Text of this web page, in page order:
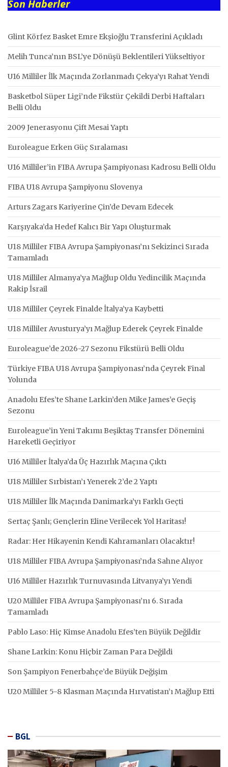
Son Haberler
Glint Körfez Basket Emre Ekşioğlu Transferini Açıkladı
Melih Tunca’nın BSL’ye Dönüşü Beklentileri Yükseltiyor
U16 Milliler İlk Maçında Zorlanmadı Çekya’yı Rahat Yendi
Basketbol Süper Ligi’nde Fikstür Çekildi Derbi Haftaları
Belli Oldu
2009 Jenerasyonu Çift Mesai Yaptı
Euroleague Erken Güç Sıralaması
U16 Milliler’in FIBA Avrupa Şampiyonası Kadrosu Belli Oldu
FIBA U18 Avrupa Şampiyonu Slovenya
Arturs Zagars Kariyerine Çin’de Devam Edecek
Karşıyaka’da Hedef Kalıcı Bir Yapı Oluşturmak
U18 Milliler FIBA Avrupa Şampiyonası’nı Sekizinci Sırada
Tamamladı
U18 Milliler Almanya’ya Mağlup Oldu Yedincilik Maçında
Rakip İsrail
U18 Milliler Çeyrek Finalde İtalya’ya Kaybetti
U18 Milliler Avusturya’yı Mağlup Ederek Çeyrek Finalde
Euroleague’de 2026-27 Sezonu Fikstürü Belli Oldu
Türkiye FIBA U18 Avrupa Şampiyonası’nda Çeyrek Final
Yolunda
Anadolu Efes’te Shane Larkin’den Mike James’e Geçiş
Sezonu
Euroleague’in Yeni Takımı Beşiktaş Transfer Dönemini
Hareketli Geçiriyor
U16 Milliler İtalya’da Üç Hazırlık Maçına Çıktı
U18 Milliler Sırbistan’ı Yenerek 2’de 2 Yaptı
U18 Milliler İlk Maçında Danimarka’yı Farklı Geçti
Sertaç Şanlı; Gençlerin Eline Verilecek Yol Haritası!
Radar: Her Hikayenin Kendi Kahramanları Olacaktır!
U18 Milliler FIBA Avrupa Şampiyonası’nda Sahne Alıyor
U16 Milliler Hazırlık Turnuvasında Litvanya’yı Yendi
U20 Milliler FIBA Avrupa Şampiyonası’nı 6. Sırada
Tamamladı
Pablo Laso: Hiç Kimse Anadolu Efes’ten Büyük Değildir
Shane Larkin: Konu Hiçbir Zaman Para Değildi
Son Şampiyon Fenerbahçe’de Büyük Değişim
U20 Milliler 5-8 Klasman Maçında Hırvatistan’ı Mağlup Etti
BGL